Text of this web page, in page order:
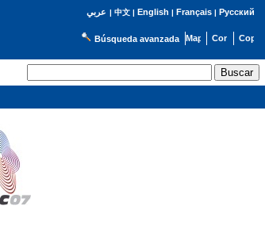
عربي | 中文| English | Français| Русский
Búsqueda avanzada